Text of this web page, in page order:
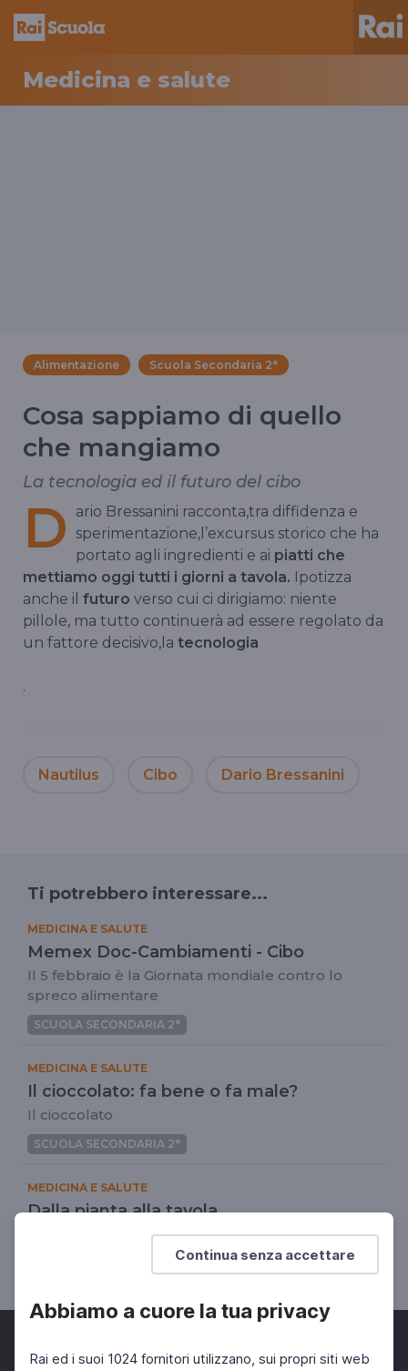
Continua senza accettare
Abbiamo a cuore la tua privacy
Rai ed i suoi 1024 fornitori utilizzano, sui propri siti web
Medicina e salute
Alimentazione Scuola Secondaria 2°
Cosa sappiamo di quello
che mangiamo
La tecnologia ed il futuro del cibo
D ario Bressanini racconta,tra diffidenza e
sperimentazione,l’excursus storico che ha
portato agli ingredienti e ai piatti che
mettiamo oggi tutti i giorni a tavola. Ipotizza
anche il futuro verso cui ci dirigiamo: niente
pillole, ma tutto continuerà ad essere regolato da
un fattore decisivo,la tecnologia
.
Nautilus Cibo Dario Bressanini
Ti potrebbero interessare...
MEDICINA E SALUTE
Memex Doc-Cambiamenti - Cibo
Il 5 febbraio è la Giornata mondiale contro lo
spreco alimentare
SCUOLA SECONDARIA 2°
MEDICINA E SALUTE
Il cioccolato: fa bene o fa male?
Il cioccolato
SCUOLA SECONDARIA 2°
MEDICINA E SALUTE
Dalla pianta alla tavola…
SCUOLA SECONDARIA 2°